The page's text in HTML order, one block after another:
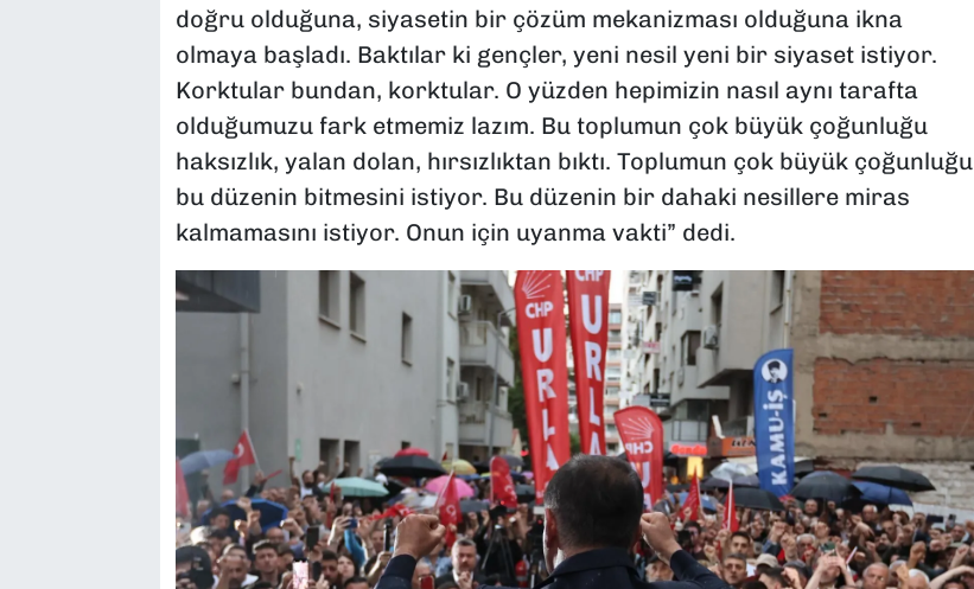
doğru olduğuna, siyasetin bir çözüm mekanizması olduğuna ikna
olmaya başladı. Baktılar ki gençler, yeni nesil yeni bir siyaset istiyor.
Korktular bundan, korktular. O yüzden hepimizin nasıl aynı tarafta
olduğumuzu fark etmemiz lazım. Bu toplumun çok büyük çoğunluğu
haksızlık, yalan dolan, hırsızlıktan bıktı. Toplumun çok büyük çoğunluğu
bu düzenin bitmesini istiyor. Bu düzenin bir dahaki nesillere miras
kalmamasını istiyor. Onun için uyanma vakti” dedi.